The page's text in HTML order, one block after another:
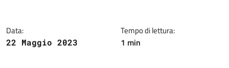
Data:
22 Maggio 2023
Tempo di lettura:
1 min